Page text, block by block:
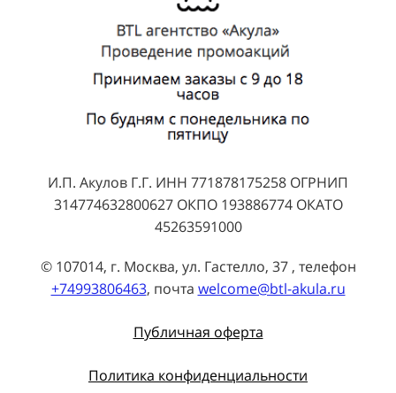
И.П. Акулов Г.Г. ИНН 771878175258 ОГРНИП
314774632800627 ОКПО 193886774 ОКАТО
45263591000
© 107014, г. Москва, ул. Гастелло, 37 , телефон
+74993806463, почта welcome@btl-akula.ru
Публичная оферта
Политика конфиденциальности